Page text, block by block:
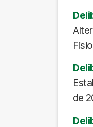
de